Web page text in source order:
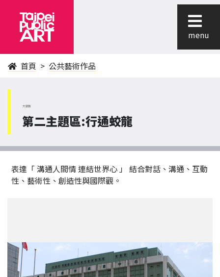
menu
首頁 公共藝術作品
大安區
第二主題區:行通蛟龍
表達「 溝通人間情 連結世界心 」 結合對話、溝通、互動
性、藝術性、創造性與國際觀。